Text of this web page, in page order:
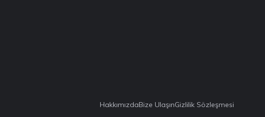
HakkımızdaBize UlaşınGizlilik Sözleşmesi